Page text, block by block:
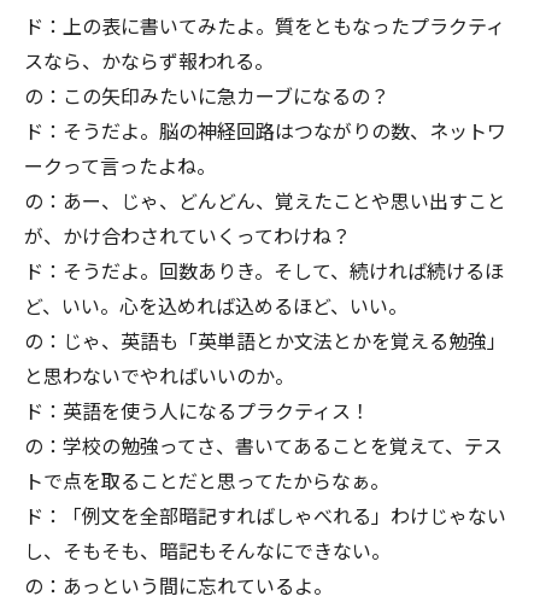
ド：上の表に書いてみたよ。質をともなったプラクティ
スなら、かならず報われる。
の：この矢印みたいに急カーブになるの？
ド：そうだよ。脳の神経回路はつながりの数、ネットワ
ークって言ったよね。
の：あー、じゃ、どんどん、覚えたことや思い出すこと
が、かけ合わされていくってわけね？
ド：そうだよ。回数ありき。そして、続ければ続けるほ
ど、いい。心を込めれば込めるほど、いい。
の：じゃ、英語も「英単語とか文法とかを覚える勉強」
と思わないでやればいいのか。
ド：英語を使う人になるプラクティス！
の：学校の勉強ってさ、書いてあることを覚えて、テス
トで点を取ることだと思ってたからなぁ。
ド：「例文を全部暗記すればしゃべれる」わけじゃない
し、そもそも、暗記もそんなにできない。
の：あっという間に忘れているよ。